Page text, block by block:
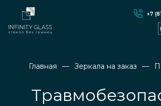
+7
Главная Зеркала на заказ